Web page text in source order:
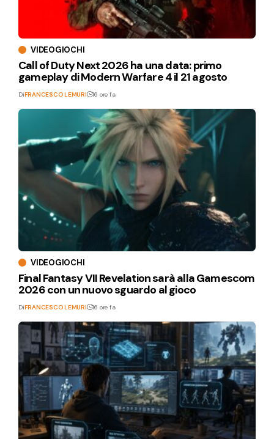
VIDEOGIOCHI
Call of Duty Next 2026 ha una data: primo
gameplay di Modern Warfare 4 il 21 agosto
DiFRANCESCO LEMURI 16 ore fa
VIDEOGIOCHI
Final Fantasy VII Revelation sarà alla Gamescom
2026 con un nuovo sguardo al gioco
DiFRANCESCO LEMURI 16 ore fa